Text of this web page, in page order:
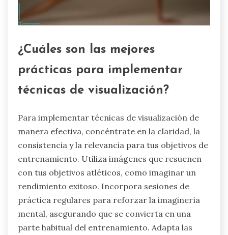
¿Cuáles son las mejores
prácticas para implementar
técnicas de visualización?
Para implementar técnicas de visualización de
manera efectiva, concéntrate en la claridad, la
consistencia y la relevancia para tus objetivos de
entrenamiento. Utiliza imágenes que resuenen
con tus objetivos atléticos, como imaginar un
rendimiento exitoso. Incorpora sesiones de
práctica regulares para reforzar la imaginería
mental, asegurando que se convierta en una
parte habitual del entrenamiento. Adapta las